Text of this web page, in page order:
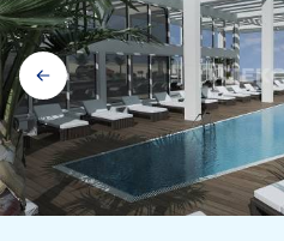
Galerij
navigatie